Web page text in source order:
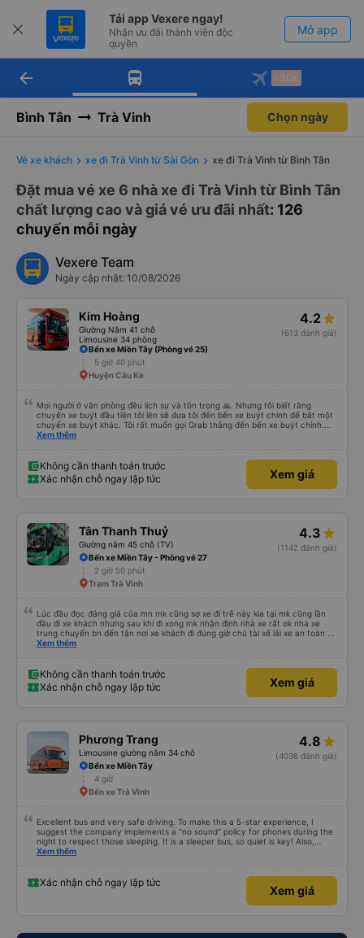
Tải app Vexere ngay!
Nhận ưu đãi thành viên độc
quyền
Mở app
Tải app Vexere
-30k/ghế khi đặt vé máy bay qua
Mở app
arrow_back -30k
Bình Tân Trà Vinh Chọn ngày
Vé xe khách xe đi Trà Vinh từ Sài Gòn xe đi Trà Vinh từ Bình Tân
Đặt mua vé xe 6 nhà xe đi Trà Vinh từ Bình Tân
chất lượng cao và giá vé ưu đãi nhất: 126
chuyến mỗi ngày
Vexere Team
Ngày cập nhật: 10/08/2026
Kim Hoàng
Giường Nằm 41 chỗ
Limousine 34 phòng
4.2
(613 đánh giá)
Bến xe Miền Tây (Phòng vé 25)
5 giờ 40 phút
Huyện Cầu Kè
Mọi người ở văn phòng đều lịch sự và tôn trọng 🙏. Nhưng tôi biết rằng
chuyến xe buýt đầu tiên tôi lên sẽ đưa tôi đến bến xe buýt chính để bắt một
chuyến xe buýt khác. Tôi rất muốn gọi Grab thẳng đến bến xe buýt chính.
Điều đó sẽ giúp tôi không phải mang vác hành lý nhiều lần. Ngoài ra, xe buýt
Xem thêm
Không cần thanh toán trước
Xác nhận chỗ ngay lập tức
Xem giá
Tân Thanh Thuỷ
Giường nằm 45 chỗ (TV)
4.3
(1142 đánh giá)
Bến xe Miền Tây - Phòng vé 27
2 giờ 50 phút
Trạm Trà Vinh
Lúc đầu đọc đáng giá của mn mk cũng sợ xe đi trễ này kia tại mk cũng lần
đầu đi xe khách nhưng sau khi đi xong mk nhận định nhà xe rất ok nha xe
trung chuyển bn đến tận nơi xe khách đi đúng giờ chú tài xế lái xe an toàn và
ko sốc quá đầu nha nv trên xe cũng chu đáo nchung mk có đi sg vẫn ủng hộ
Xem thêm
Không cần thanh toán trước
Xác nhận chỗ ngay lập tức
Xem giá
Phương Trang
Limousine giường nằm 34 chỗ
4.8
(4038 đánh giá)
Bến xe Miền Tây
4 giờ
Bến xe Trà Vinh
Excellent bus and very safe driving. To make this a 5-star experience, I
suggest the company implements a "no sound" policy for phones during the
night to respect those sleeping. It is a sleeper bus, so quiet is key! Also,
please display the Wi-Fi password clearly inside the cabin for convenience. I
quy định rõ ràng về việc giữ im lặng (tắt âm thanh điện thoại) vào ban đêm
để tránh làm phiền hành khách khác ngủ. Ngoài ra, nhà xe nên dán sẵn mật
khẩu Wi-Fi trong xe để hành khách dễ dàng sử dụng. Tôi vẫn sẽ tiếp tục ủng
Xem thêm
Xác nhận chỗ ngay lập tức
Xem giá